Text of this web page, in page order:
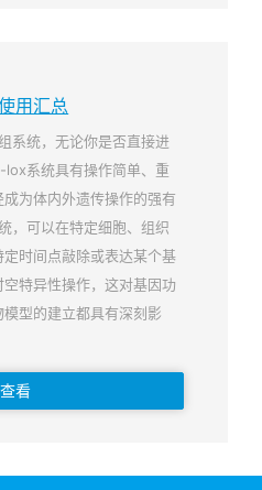
用汇总
系统，无论你是否直接进
系统具有操作简单、重
为体内外遗传操作的强有
，可以在特定细胞、组织
时间点敲除或表达某个基
特异性操作，这对基因功
型的建立都具有深刻影
查看